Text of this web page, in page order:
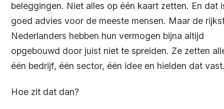
beleggingen. Niet alles op één kaart zetten. En dat
goed advies voor de meeste mensen. Maar de
Nederlanders hebben hun vermogen bijna altijd
opgebouwd door juist niet te spreiden. Ze zetten
één bedrijf, één sector, één idee en hielden dat
Hoe zit dat dan?